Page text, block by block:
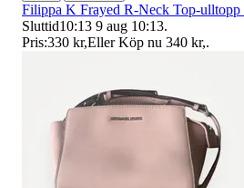
Filippa K Frayed R-Neck Top-
Sluttid10:13 9 aug 10:13.
Pris:330 kr,Eller Köp nu 340 kr,.